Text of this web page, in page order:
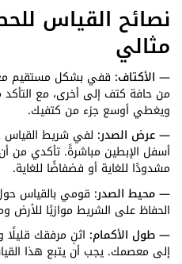
نصائح القياس
مثالي
— الأكتاف: قفي بشكل مستقيم
من حافة كتف إلى أخرى، مع
ويغطي أوسع جزء من كتفيك.
— عرض الصدر: لفي شريط القياس
أسفل الإبطين مباشرةً. تأكدي من
مشدودًا للغاية أو فضفاضًا للغاية.
— محيط الصدر: قومي بالقياس
الحفاظ على الشريط موازيًا للأرض
— طول الأكمام: اثنِ مرفقك
إلى معصمك. يجب أن يتبع هذا